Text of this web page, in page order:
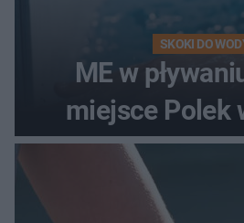
SKOKI DO
ME w
miejsce Polek